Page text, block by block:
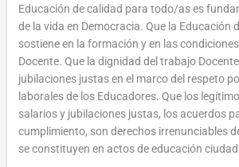
Educación de calidad para todo/as es
de la vida en Democracia. Que la Educación
sostiene en la formación y en las
Docente. Que la dignidad del trabajo
jubilaciones justas en el marco del respeto
laborales de los Educadores. Que los
salarios y jubilaciones justas, los acuerdos
cumplimiento, son derechos irrenunciables
se constituyen en actos de educación